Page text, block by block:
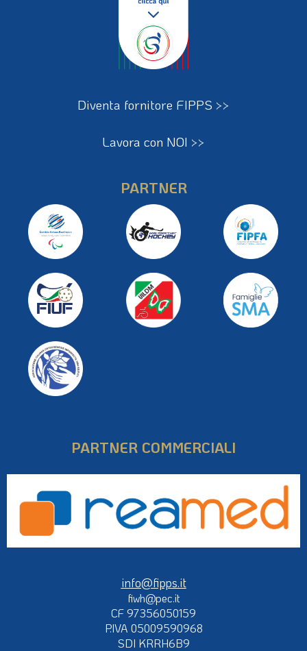
Diventa fornitore FIPPS >>
Lavora con NOI >>
PARTNER
PARTNER COMMERCIALI
info@fipps.it
fiwh@pec.it
CF 97356050159
P.IVA 05009590968
SDI KRRH6B9